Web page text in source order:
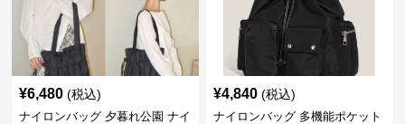
¥6,480 (税込)
ナイロンバッグ 夕暮れ公園 ナイ
¥4,840 (税込)
ナイロンバッグ 多機能ポケット